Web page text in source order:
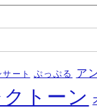
ハエレクトー
キャンペーン・
ャンペーン・
サート ぷっぷる ア
トーン